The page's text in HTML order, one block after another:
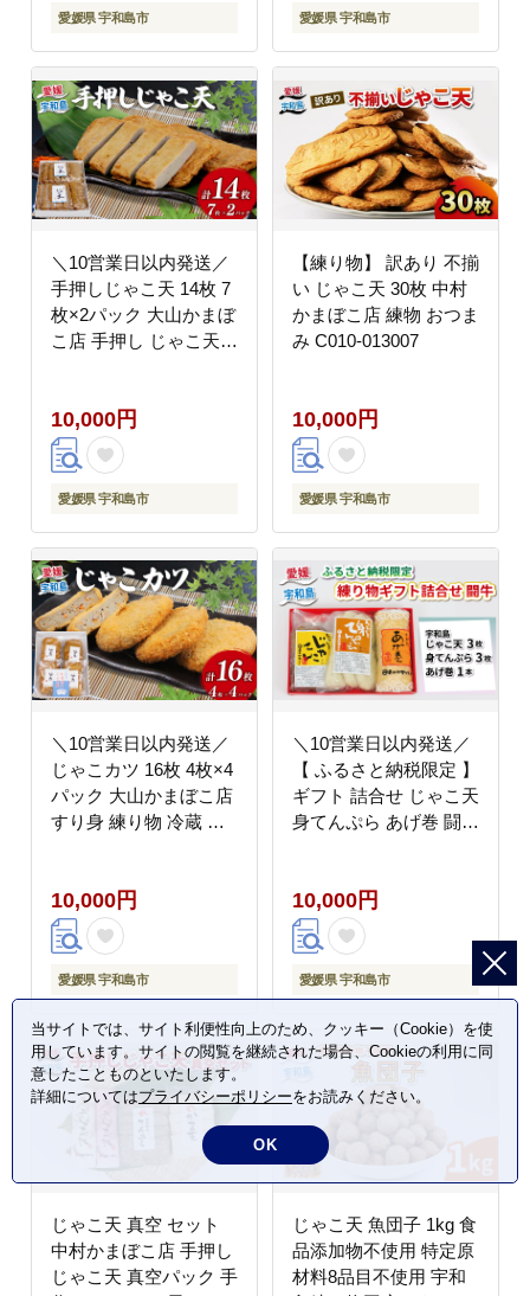
分け 郷土料理 酒 おつ
産品 国産 愛媛 C010-
014003
愛媛県 宇和島市 愛媛県 宇和島市
＼10営業日以内発送／
手押しじゃこ天 14枚 7
枚×2パック 大山かまぼ
こ店 手押し じゃこ天
汁 だし 郷土料理 酒 お
つまみ 肴 魚肉加工品
特産品 愛媛 宇和島
C010-007003
10,000円
愛媛県 宇和島市
【練り物】 訳あり 不揃
い じゃこ天 30枚 中村
かまぼこ店 練物 おつま
み C010-013007
10,000円
愛媛県 宇和島市
＼10営業日以内発送／
じゃこカツ 16枚 4枚×4
パック 大山かまぼこ店
すり身 練り物 冷蔵 惣
つまみ 肴 魚肉加工品
特産品 愛媛 宇和島
C010-007004
10,000円
愛媛県 宇和島市
＼10営業日以内発送／
【 ふるさと納税限定 】
ギフト 詰合せ じゃこ天
身てんぷら あげ巻 闘牛
り物 冷蔵 惣菜 フライ
おでん 具 出汁 だし 小
分け 酒 おつまみ 肴 魚
肉 水産 加工品 特産品
郷土料理 国産 愛媛 宇
和島 C010-019009
10,000円
愛媛県 宇和島市
じゃこ天 真空 セット
中村かまぼこ店 手押し
じゃこ天 真空パック 手
じゃこ天 魚団子 1kg 食
品添加物不使用 特定原
材料8品目不使用 宇和
当サイトでは、サイト利便性向上のため、クッキー（Cookie）を使
用しています。サイトの閲覧を継続された場合、Cookieの利用に同
意したことものといたします。
詳細についてはプライバシーポリシーをお読みください。
OK